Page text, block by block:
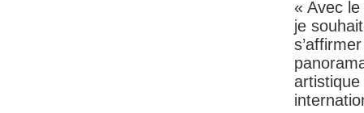
« Avec
je
artistique